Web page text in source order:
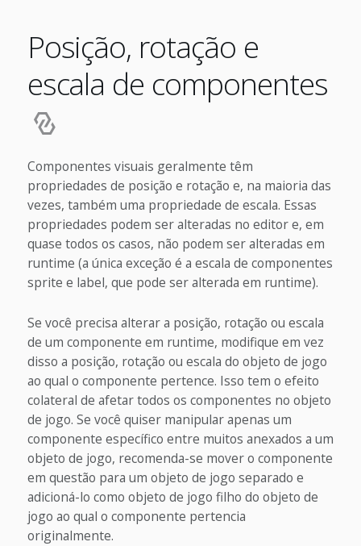
Posição, rotação e
escala de componentes
Componentes visuais geralmente têm
propriedades de posição e rotação e, na maioria das
vezes, também uma propriedade de escala. Essas
propriedades podem ser alteradas no editor e, em
quase todos os casos, não podem ser alteradas em
runtime (a única exceção é a escala de componentes
sprite e label, que pode ser alterada em runtime).
Se você precisa alterar a posição, rotação ou escala
de um componente em runtime, modifique em vez
disso a posição, rotação ou escala do objeto de jogo
ao qual o componente pertence. Isso tem o efeito
colateral de afetar todos os componentes no objeto
de jogo. Se você quiser manipular apenas um
componente específico entre muitos anexados a um
objeto de jogo, recomenda-se mover o componente
em questão para um objeto de jogo separado e
adicioná-lo como objeto de jogo filho do objeto de
jogo ao qual o componente pertencia
originalmente.